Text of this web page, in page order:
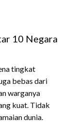
10 Negara
tingkat
bebas dari
warganya
kuat. Tidak
dunia.